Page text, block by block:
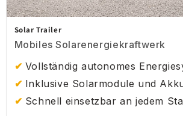
Solar Trailer
Mobiles Solarenergiekraftwerk
Vollständig autonomes
Inklusive Solarmodule und
Schnell einsetzbar an jedem